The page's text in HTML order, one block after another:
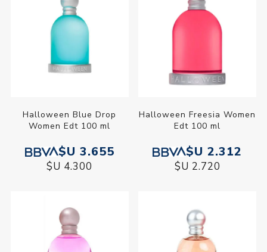
Halloween Blue Drop
Women Edt 100 ml
$U 3.655
$U 4.300
Halloween Freesia Women
Edt 100 ml
$U 2.312
$U 2.720